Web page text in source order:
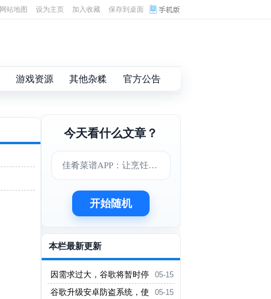
网站地图 设为主页 加入收藏 保存到桌面
游戏资源 其他杂糅 官方公告
今天看什么文章？
佳肴菜谱APP：让烹饪变得更简单美味
开始随机
本栏最新更新
05-15
因需求过大，谷歌将暂时停
止 Gemini 2.5 Pro API 免费访问
05-15
谷歌升级安卓防盗系统，使